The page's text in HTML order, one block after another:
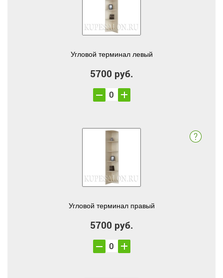
Угловой терминал левый
5700 руб.
Угловой терминал правый
5700 руб.